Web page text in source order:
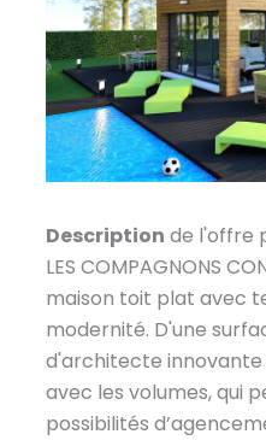
Description de l'offre
LES COMPAGNONS
maison toit plat avec
modernité. D'une
d'architecte innovante
avec les volumes, qui
possibilités